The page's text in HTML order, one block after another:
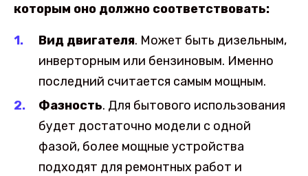
которым оно должно соответствовать:
Вид двигателя. Может быть дизельным,
инверторным или бензиновым. Именно
последний считается самым мощным.
Фазность. Для бытового использования
будет достаточно модели с одной
фазой, более мощные устройства
подходят для ремонтных работ и